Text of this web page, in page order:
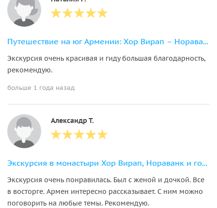
Путешествие на юг Армении: Хор Вирап – Нораванк – Татев
Экскурсия очень красивая и гиду большая благодарность,
рекомендую.
больше 1 года назад
Александр Т.
Экскурсия в монастыри Хор Вирап, Нораванк и город курорт Джермук
Экскурсия очень понравилась. Был с женой и дочкой. Все
в восторге. Армен интересно рассказывает. С ним можно
поговорить на любые темы. Рекомендую.